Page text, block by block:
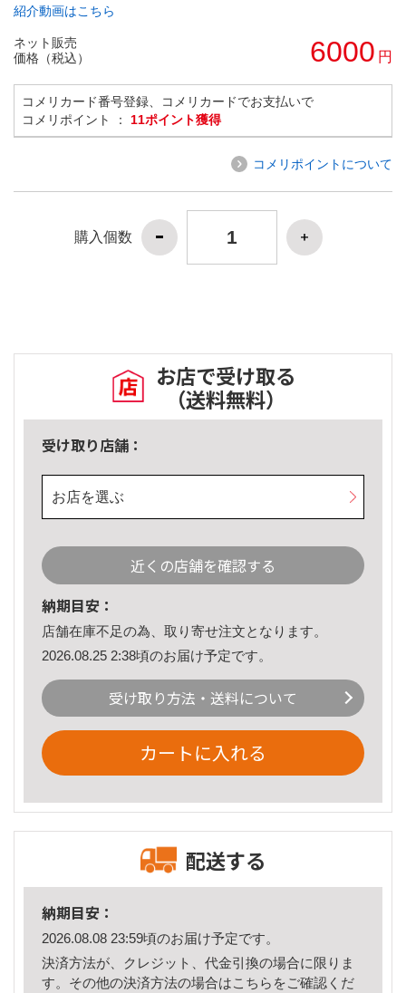
紹介動画はこちら
ネット販売
価格（税込）
6000 円
コメリカード番号登録、コメリカードでお支払いで
コメリポイント ： 11ポイント獲得
コメリポイントについて
購入個数
お店で受け取る
（送料無料）
受け取り店舗：
お店を選ぶ
近くの店舗を確認する
納期目安：
店舗在庫不足の為、取り寄せ注文となります。
2026.08.25 2:38頃のお届け予定です。
受け取り方法・送料について
カートに入れる
配送する
納期目安：
2026.08.08 23:59頃のお届け予定です。
決済方法が、クレジット、代金引換の場合に限りま
す。その他の決済方法の場合はこちら をご確認くだ